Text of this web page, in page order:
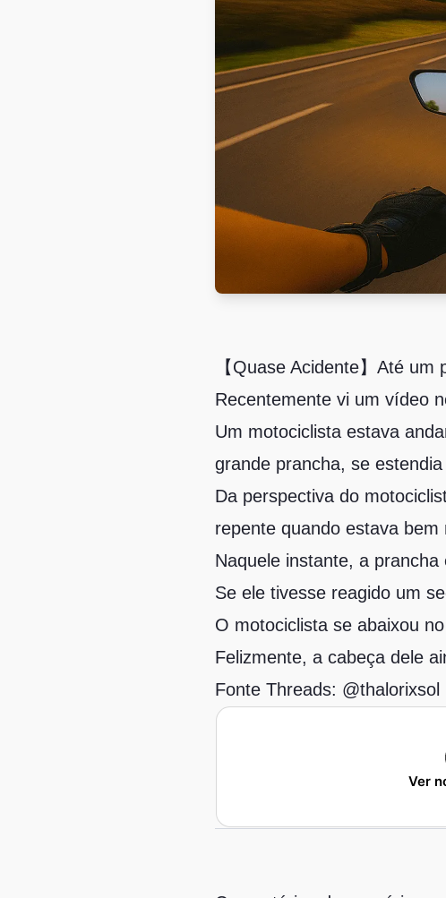
【Quase Acidente】Até
Recentemente vi um vídeo
Um motociclista estava
grande prancha, se
Da perspectiva do
repente quando estava bem
Naquele instante, a
Se ele tivesse reagido um
O motociclista se abaixou
Felizmente, a cabeça dele
Fonte Threads: @thalorixsol
Ver